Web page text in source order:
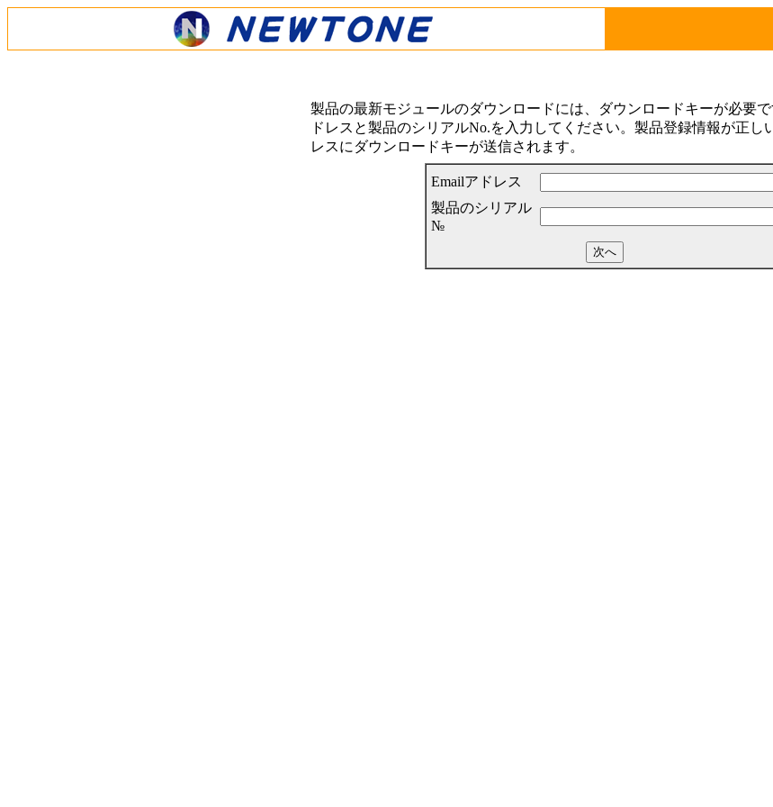
製品の最新モジュールのダウンロードには、ダウンロードキーが必要
ドレスと製品のシリアルNo.を入力してください。製品登録情報が正し
レスにダウンロードキーが送信されます。
Emailアドレス
製品のシリアル
№